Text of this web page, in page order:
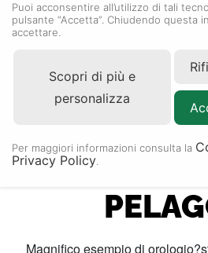
RIVENDITORE
Magnifico esempio di
Puoi acconsentire all’utilizzo di tali
pulsante “Accetta”. Chiudendo questa
accettare.
Scopri di più e
personalizza
Per maggiori informazioni consulta la
Privacy Policy